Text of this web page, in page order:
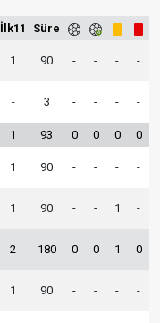
İlk11 Süre
1 90 - - - -
- 3 - - - -
1 93 0 0 0 0
1 90 - - - -
1 90 - - 1 -
2 180 0 0 1 0
1 90 - - - -